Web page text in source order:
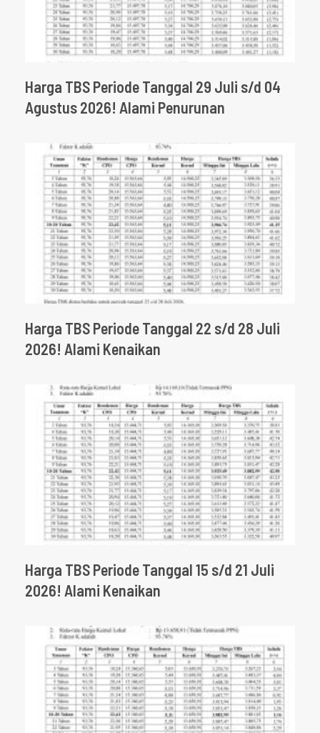
Harga TBS Periode Tanggal 29 Juli s/d 04
Agustus 2026! Alami Penurunan
Harga TBS Periode Tanggal 22 s/d 28 Juli
2026! Alami Kenaikan
Harga TBS Periode Tanggal 15 s/d 21 Juli
2026! Alami Kenaikan